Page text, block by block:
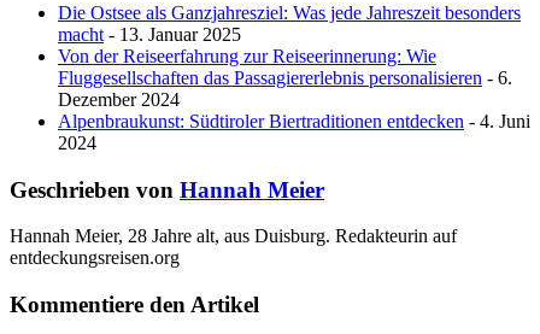
Die Ostsee als Ganzjahresziel: Was jede Jahreszeit besonders
macht - 13. Januar 2025
Von der Reiseerfahrung zur Reiseerinnerung: Wie
Fluggesellschaften das Passagiererlebnis personalisieren - 6.
Dezember 2024
Alpenbraukunst: Südtiroler Biertraditionen entdecken - 4. Juni
2024
Geschrieben von Hannah Meier
Hannah Meier, 28 Jahre alt, aus Duisburg. Redakteurin auf
entdeckungsreisen.org
Kommentiere den Artikel